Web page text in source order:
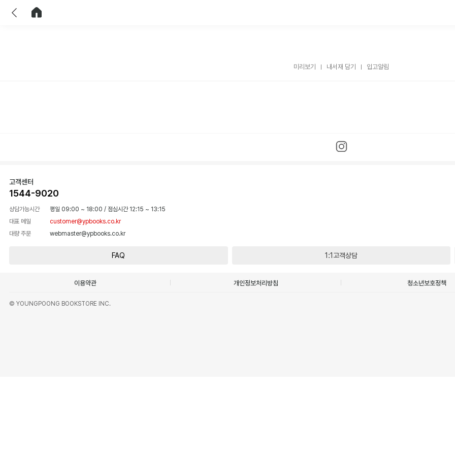
미리보기 내서재 담기 입고알림
고객센터
1544-9020
상담가능시간 평일 09:00 ~ 18:00 / 점심시간 12:15 ~ 13:15
대표 메일
customer@ypbooks.co.kr
대량 주문
webmaster@ypbooks.co.kr
FAQ 1:1고객상담
이용약관 개인정보처리방침 청소년보호정책
© YOUNGPOONG BOOKSTORE INC.